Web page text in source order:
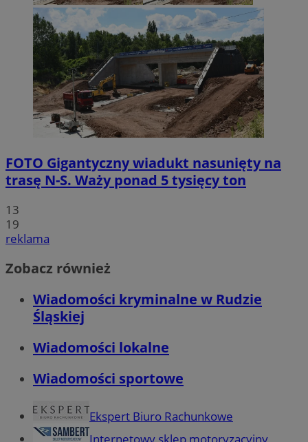
FOTO Gigantyczny wiadukt nasunięty na
trasę N-S. Waży ponad 5 tysięcy ton
13
19
reklama
Zobacz również
Wiadomości kryminalne w Rudzie
Śląskiej
Wiadomości lokalne
Wiadomości sportowe
Ekspert Biuro Rachunkowe